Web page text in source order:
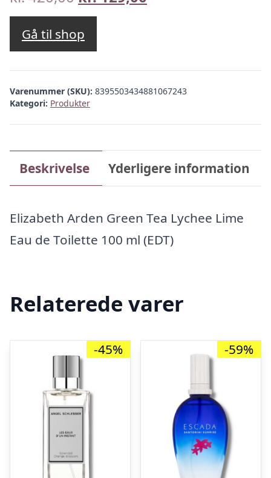
oprindelige
pris
var:
kr. 420,00.kr. 129,00.
Gå til shop
Varenummer (SKU): 8395503434881067243
Kategori: Produkter
Beskrivelse Yderligere information
Elizabeth Arden Green Tea Lychee Lime
Eau de Toilette 100 ml (EDT)
Relaterede varer
-45% -59%